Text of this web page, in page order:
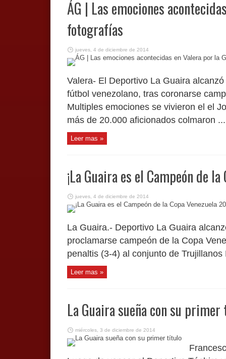
ÁG | Las emociones
fotografías
jueves, 4 de diciembre de 2014
Valera- El Deportivo La Guaira
fútbol venezolano, tras coronarse
Multiples emociones se vivieron el el
más de 20.000 aficionados colmaron ...
Leer mas »
¡La Guaira es el Campeón de
jueves, 4 de diciembre de 2014
La Guaira.- Deportivo La Guaira
proclamarse campeón de la Copa
penaltis (3-4) al conjunto de
Leer mas »
La Guaira sueña con su
miércoles, 3 de diciembre de 2014